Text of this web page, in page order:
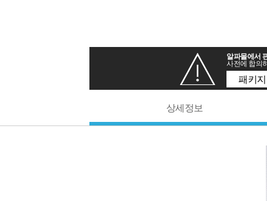
알파몰에서
사전에 합의
패키
상세정보